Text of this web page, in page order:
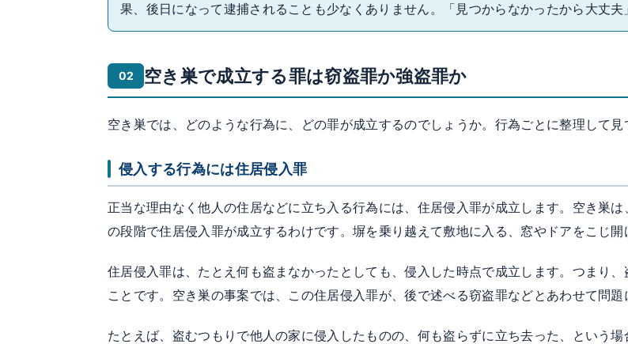
果、後日になって逮捕されることも少なくありません。「見つからなかったから大丈
空き巣で成立する罪は窃盗罪か強盗罪か
空き巣では、どのような行為に、どの罪が成立するのでしょうか。行為ごとに整理して見
侵入する行為には住居侵入罪
正当な理由なく他人の住居などに立ち入る行為には、住居侵入罪が成立します。空き巣
の段階で住居侵入罪が成立するわけです。塀を乗り越えて敷地に入る、窓やドアをこじ
住居侵入罪は、たとえ何も盗まなかったとしても、侵入した時点で成立します。つまり
ことです。空き巣の事案では、この住居侵入罪が、後で述べる窃盗罪などとあわせて問題
たとえば、盗むつもりで他人の家に侵入したものの、何も盗らずに立ち去った、という